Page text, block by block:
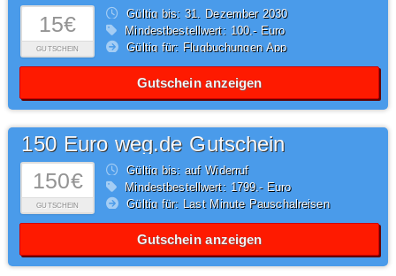
15€
GUTSCHEIN
Gültig bis: 31. Dezember2030
Mindestbestellwert: 100,- Euro
Gültig für: Flugbuchungen App
Gutschein anzeigen
150€
GUTSCHEIN
150 Euro weg.de Gutschein
Gültig bis: auf Widerruf
Mindestbestellwert: 1799,- Euro
Gültig für: Last Minute Pauschalreisen
Gutschein anzeigen